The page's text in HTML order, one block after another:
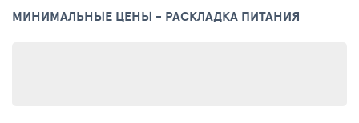
МИНИМАЛЬНЫЕ ЦЕНЫ - РАСКЛАДКА ПИТАНИЯ